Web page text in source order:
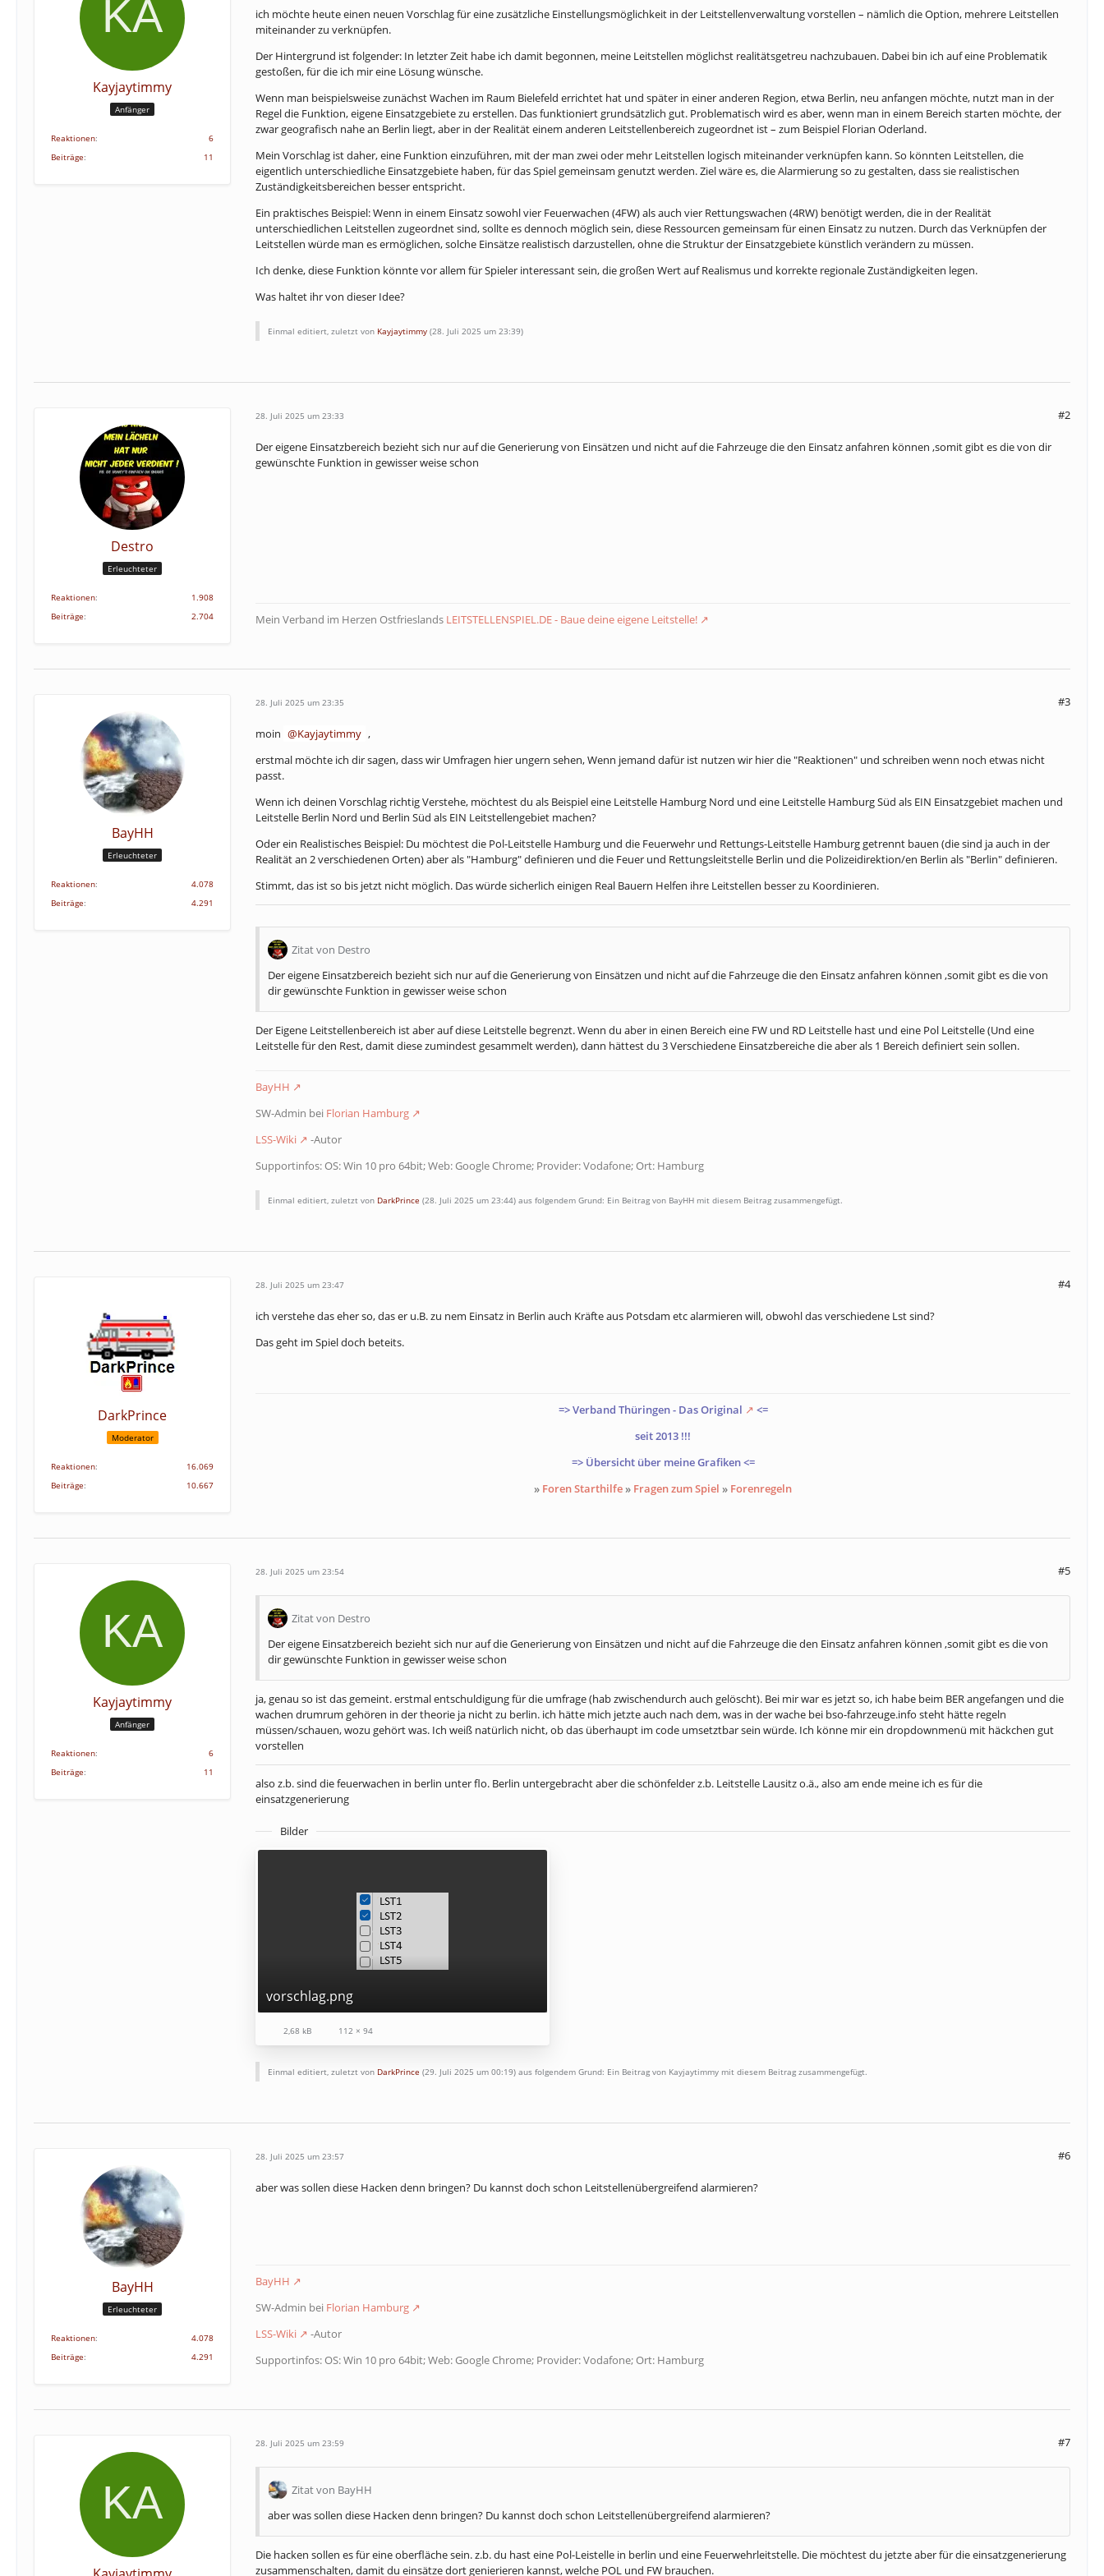
Kayjaytimmy
Anfänger
Reaktionen
6
Beiträge
11
ich möchte heute einen neuen Vorschlag für eine zusätzliche Einstellungsmöglichkeit in der Leitstellenverwaltung vorstellen – nämlich die Option, mehrere Leitstellen
miteinander zu verknüpfen.
Der Hintergrund ist folgender: In letzter Zeit habe ich damit begonnen, meine Leitstellen möglichst realitätsgetreu nachzubauen. Dabei bin ich auf eine Problematik
gestoßen, für die ich mir eine Lösung wünsche.
Wenn man beispielsweise zunächst Wachen im Raum Bielefeld errichtet hat und später in einer anderen Region, etwa Berlin, neu anfangen möchte, nutzt man in der
Regel die Funktion, eigene Einsatzgebiete zu erstellen. Das funktioniert grundsätzlich gut. Problematisch wird es aber, wenn man in einem Bereich starten möchte, der
zwar geografisch nahe an Berlin liegt, aber in der Realität einem anderen Leitstellenbereich zugeordnet ist – zum Beispiel Florian Oderland.
Mein Vorschlag ist daher, eine Funktion einzuführen, mit der man zwei oder mehr Leitstellen logisch miteinander verknüpfen kann. So könnten Leitstellen, die
eigentlich unterschiedliche Einsatzgebiete haben, für das Spiel gemeinsam genutzt werden. Ziel wäre es, die Alarmierung so zu gestalten, dass sie realistischen
Zuständigkeitsbereichen besser entspricht.
Ein praktisches Beispiel: Wenn in einem Einsatz sowohl vier Feuerwachen (4FW) als auch vier Rettungswachen (4RW) benötigt werden, die in der Realität
unterschiedlichen Leitstellen zugeordnet sind, sollte es dennoch möglich sein, diese Ressourcen gemeinsam für einen Einsatz zu nutzen. Durch das Verknüpfen der
Leitstellen würde man es ermöglichen, solche Einsätze realistisch darzustellen, ohne die Struktur der Einsatzgebiete künstlich verändern zu müssen.
Ich denke, diese Funktion könnte vor allem für Spieler interessant sein, die großen Wert auf Realismus und korrekte regionale Zuständigkeiten legen.
Was haltet ihr von dieser Idee?
Einmal editiert, zuletzt von Kayjaytimmy (28. Juli 2025 um 23:39)
Destro
Erleuchteter
Reaktionen
1.908
Beiträge
2.704
28. Juli 2025 um 23:33 #2
Der eigene Einsatzbereich bezieht sich nur auf die Generierung von Einsätzen und nicht auf die Fahrzeuge die den Einsatz anfahren können ,somit gibt es die von dir
gewünschte Funktion in gewisser weise schon
Mein Verband im Herzen Ostfrieslands LEITSTELLENSPIEL.DE - Baue deine eigene Leitstelle!
BayHH
Erleuchteter
Reaktionen
4.078
Beiträge
4.291
28. Juli 2025 um 23:35 #3
moin Kayjaytimmy ,
erstmal möchte ich dir sagen, dass wir Umfragen hier ungern sehen, Wenn jemand dafür ist nutzen wir hier die "Reaktionen" und schreiben wenn noch etwas nicht
passt.
Wenn ich deinen Vorschlag richtig Verstehe, möchtest du als Beispiel eine Leitstelle Hamburg Nord und eine Leitstelle Hamburg Süd als EIN Einsatzgebiet machen und
Leitstelle Berlin Nord und Berlin Süd als EIN Leitstellengebiet machen?
Oder ein Realistisches Beispiel: Du möchtest die Pol-Leitstelle Hamburg und die Feuerwehr und Rettungs-Leitstelle Hamburg getrennt bauen (die sind ja auch in der
Realität an 2 verschiedenen Orten) aber als "Hamburg" definieren und die Feuer und Rettungsleitstelle Berlin und die Polizeidirektion/en Berlin als "Berlin" definieren.
Stimmt, das ist so bis jetzt nicht möglich. Das würde sicherlich einigen Real Bauern Helfen ihre Leitstellen besser zu Koordinieren.
Zitat von Destro
Der eigene Einsatzbereich bezieht sich nur auf die Generierung von Einsätzen und nicht auf die Fahrzeuge die den Einsatz anfahren können ,somit gibt es die von
dir gewünschte Funktion in gewisser weise schon
Der Eigene Leitstellenbereich ist aber auf diese Leitstelle begrenzt. Wenn du aber in einen Bereich eine FW und RD Leitstelle hast und eine Pol Leitstelle (Und eine
Leitstelle für den Rest, damit diese zumindest gesammelt werden), dann hättest du 3 Verschiedene Einsatzbereiche die aber als 1 Bereich definiert sein sollen.
BayHH
SW-Admin bei Florian Hamburg
LSS-Wiki
-Autor
Supportinfos: OS: Win 10 pro 64bit; Web: Google Chrome; Provider: Vodafone; Ort: Hamburg
Einmal editiert, zuletzt von DarkPrince (28. Juli 2025 um 23:44) aus folgendem Grund: Ein Beitrag von BayHH mit diesem Beitrag zusammengefügt.
DarkPrince
Moderator
Reaktionen
16.069
Beiträge
10.667
28. Juli 2025 um 23:47 #4
ich verstehe das eher so, das er u.B. zu nem Einsatz in Berlin auch Kräfte aus Potsdam etc alarmieren will, obwohl das verschiedene Lst sind?
Das geht im Spiel doch beteits.
=>Verband Thüringen - Das Original
<=
seit 2013 !!!
=> Übersicht über meine Grafiken<=
» Foren Starthilfe» Fragen zum Spiel » Forenregeln
Kayjaytimmy
Anfänger
Reaktionen
6
Beiträge
11
28. Juli 2025 um 23:54 #5
Zitat von Destro
Der eigene Einsatzbereich bezieht sich nur auf die Generierung von Einsätzen und nicht auf die Fahrzeuge die den Einsatz anfahren können ,somit gibt es die von
dir gewünschte Funktion in gewisser weise schon
ja, genau so ist das gemeint. erstmal entschuldigung für die umfrage (hab zwischendurch auch gelöscht). Bei mir war es jetzt so, ich habe beim BER angefangen und die
wachen drumrum gehören in der theorie ja nicht zu berlin. ich hätte mich jetzte auch nach dem, was in der wache bei bso-fahrzeuge.info steht hätte regeln
müssen/schauen, wozu gehört was. Ich weiß natürlich nicht, ob das überhaupt im code umsetztbar sein würde. Ich könne mir ein dropdownmenü mit häckchen gut
vorstellen
also z.b. sind die feuerwachen in berlin unter flo. Berlin untergebracht aber die schönfelder z.b. Leitstelle Lausitz o.ä., also am ende meine ich es für die
einsatzgenerierung
Bilder
vorschlag.png
2,68 kB 112 × 94
Einmal editiert, zuletzt von DarkPrince (29. Juli 2025 um 00:19) aus folgendem Grund: Ein Beitrag von Kayjaytimmy mit diesem Beitrag zusammengefügt.
BayHH
Erleuchteter
Reaktionen
4.078
Beiträge
4.291
28. Juli 2025 um 23:57 #6
aber was sollen diese Hacken denn bringen? Du kannst doch schon Leitstellenübergreifend alarmieren?
BayHH
SW-Admin bei Florian Hamburg
LSS-Wiki
-Autor
Supportinfos: OS: Win 10 pro 64bit; Web: Google Chrome; Provider: Vodafone; Ort: Hamburg
28. Juli 2025 um 23:59 #7
Zitat von BayHH
aber was sollen diese Hacken denn bringen? Du kannst doch schon Leitstellenübergreifend alarmieren?
Die hacken sollen es für eine oberfläche sein. z.b. du hast eine Pol-Leistelle in berlin und eine Feuerwehrleitstelle. Die möchtest du jetzte aber für die einsatzgenerierung
zusammenschalten, damit du einsätze dort genierieren kannst, welche POL und FW brauchen.